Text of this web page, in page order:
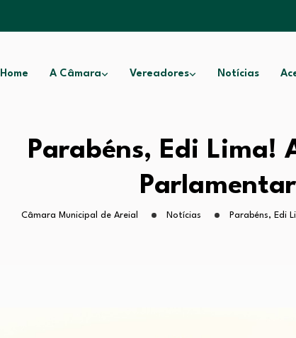
Home A Câmara Vereadores Notícias
Parabéns, Edi Lima!
Parlamentar
Câmara Municipal de Areial Notícias Parabéns, Edi